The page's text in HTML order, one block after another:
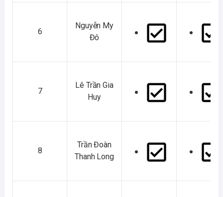
6
Nguyễn My
Đô
7
Lê Trần Gia
Huy
8
Trần Đoàn
Thanh Long